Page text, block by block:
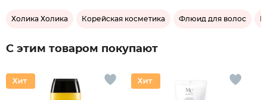
Холика Холика Корейская косметика Флюид для волос
С этим товаром покупают